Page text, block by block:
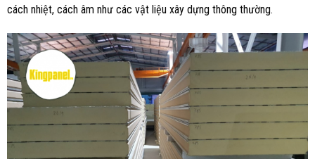
cách nhiệt, cách âm như các vật liệu xây dựng thông thường.